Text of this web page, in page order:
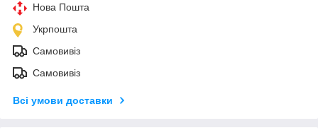
Нова Пошта
Укрпошта
Самовивіз
Самовивіз
Всі умови доставки